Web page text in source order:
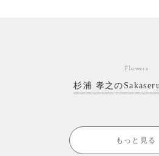
Flowers
杉浦 孝之の
もっと見る